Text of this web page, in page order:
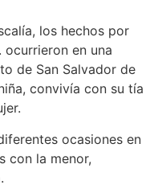
los hechos por
ocurrieron en una
de San Salvador de
convivía con su tía
ocasiones en
con la menor,